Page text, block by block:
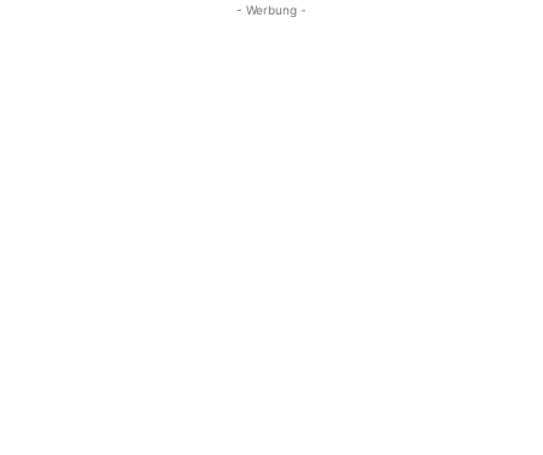
- Werbung -